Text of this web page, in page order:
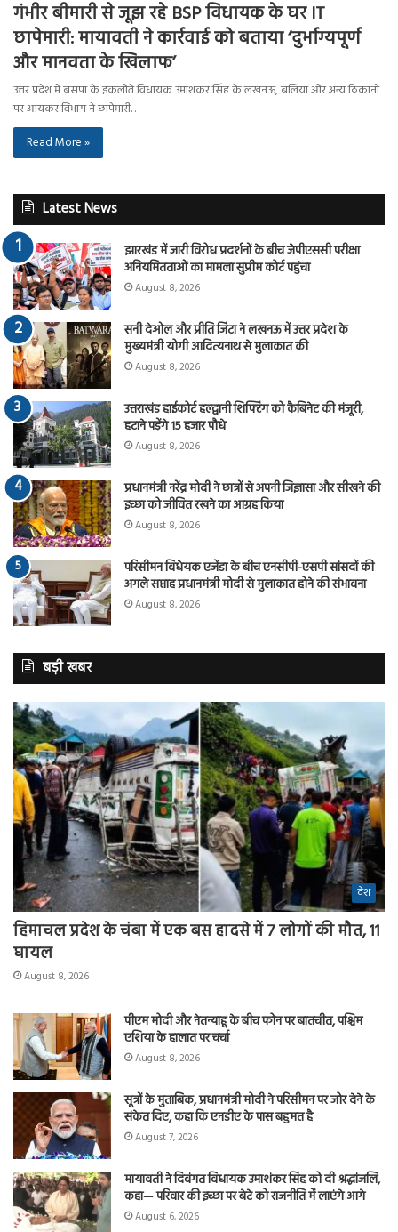
गंभीर बीमारी से जूझ रहे BSP विधायक के घर IT
छापेमारी: मायावती ने कार्रवाई को बताया ‘दुर्भाग्यपूर्ण
और मानवता के खिलाफ’
उत्तर प्रदेश में बसपा के इकलौते विधायक उमाशंकर सिंह के लखनऊ, बलिया और अन्य ठिकानों
पर आयकर विभाग ने छापेमारी…
Read More »
Latest News
झारखंड में जारी विरोध प्रदर्शनों के बीच जेपीएससी परीक्षा
अनियमितताओं का मामला सुप्रीम कोर्ट पहुंचा
August 8, 2026
सनी देओल और प्रीति जिंटा ने लखनऊ में उत्तर प्रदेश के
मुख्यमंत्री योगी आदित्यनाथ से मुलाकात की
August 8, 2026
उत्तराखंड हाईकोर्ट हल्द्वानी शिफ्टिंग को कैबिनेट की मंजूरी,
हटाने पड़ेंगे 15 हजार पौधे
August 8, 2026
प्रधानमंत्री नरेंद्र मोदी ने छात्रों से अपनी जिज्ञासा और सीखने की
इच्छा को जीवित रखने का आग्रह किया
August 8, 2026
परिसीमन विधेयक एजेंडा के बीच एनसीपी-एसपी सांसदों की
अगले सप्ताह प्रधानमंत्री मोदी से मुलाकात होने की संभावना
August 8, 2026
बड़ी खबर
देश
हिमाचल प्रदेश के चंबा में एक बस हादसे में 7 लोगों की मौत, 11
घायल
August 8, 2026
पीएम मोदी और नेतन्याहू के बीच फोन पर बातचीत, पश्चिम
एशिया के हालात पर चर्चा
August 8, 2026
सूत्रों के मुताबिक, प्रधानमंत्री मोदी ने परिसीमन पर जोर देने के
संकेत दिए, कहा कि एनडीए के पास बहुमत है
August 7, 2026
मायावती ने दिवंगत विधायक उमाशंकर सिंह को दी श्रद्धांजलि,
कहा— परिवार की इच्छा पर बेटे को राजनीति में लाएंगे आगे
August 6, 2026